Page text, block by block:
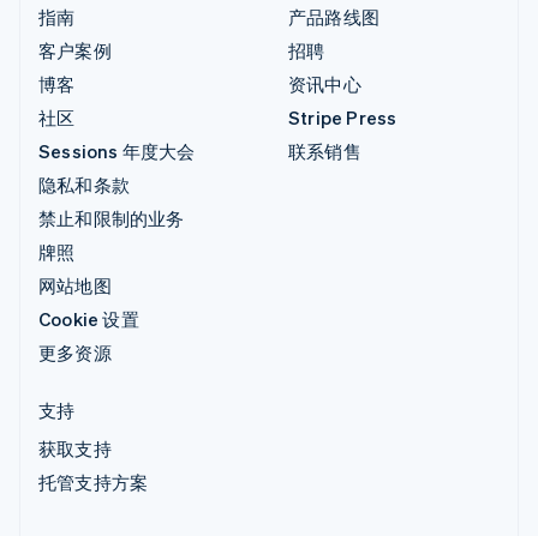
指南
客户案例
博客
社区
Sessions 年度大会
隐私和条款
禁止和限制的业务
牌照
网站地图
Cookie 设置
更多资源
产品路线图
招聘
资讯中心
Stripe Press
联系销售
支持
获取支持
托管支持方案